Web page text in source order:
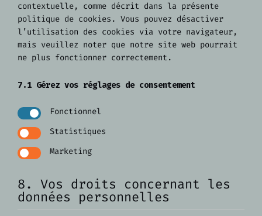
contextuelle, comme décrit dans la présente
politique de cookies. Vous pouvez désactiver
l’utilisation des cookies via votre navigateur,
mais veuillez noter que notre site web pourrait
ne plus fonctionner correctement.
7.1 Gérez vos réglages de consentement
Fonctionnel
Statistiques
Marketing
8. Vos droits concernant les
données personnelles